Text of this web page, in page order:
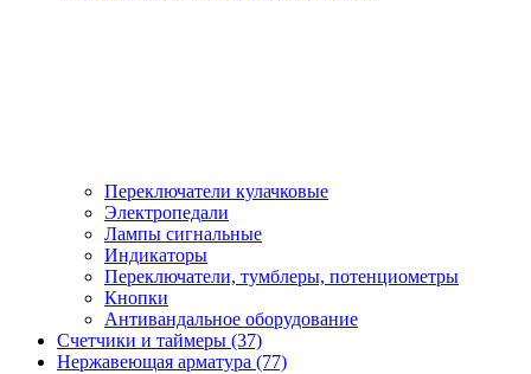
Переключатели кулачковые
Электропедали
Лампы сигнальные
Индикаторы
Переключатели, тумблеры, потенциометры
Кнопки
Антивандальное оборудование
Счетчики и таймеры (37)
Нержавеющая арматура (77)